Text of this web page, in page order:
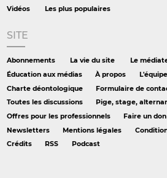
Vidéos
Les plus populaires
SITE
Abonnements La vie du site Le
Éducation aux médias
À propos L'équipe
Charte déontologique
Formulaire de
Toutes les discussions
Pige, stage,
Offres pour les professionnels
Faire un
Newsletters
Mentions légales
Crédits
RSS Podcast